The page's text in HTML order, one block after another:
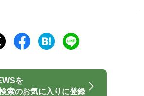
を
索のお気に入りに登録